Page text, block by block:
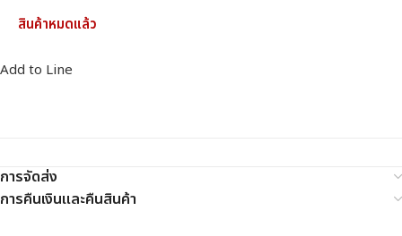
สินค้าหมดแล้ว
Add to Line
การจัดส่ง
การคืนเงินและคืนสินค้า